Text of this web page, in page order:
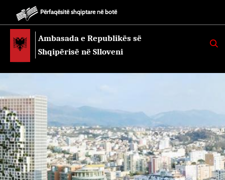
Përfaqësitë shqiptare në botë
Ambasada e Republikës së
Shqipërisë në Slloveni
K
E